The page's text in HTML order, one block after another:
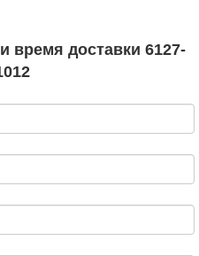
время доставки 6127-